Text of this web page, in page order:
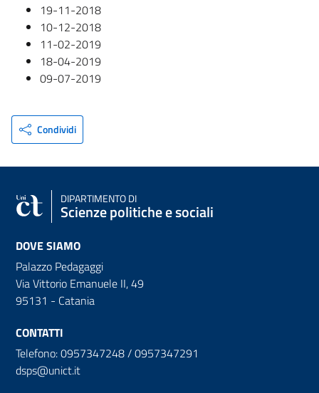
19-11-2018
10-12-2018
11-02-2019
18-04-2019
09-07-2019
Condividi
DIPARTIMENTO DI
Scienze politiche e sociali
DOVE SIAMO
Palazzo Pedagaggi
Via Vittorio Emanuele II, 49
95131 - Catania
CONTATTI
Telefono: 0957347248 / 0957347291
dsps@unict.it